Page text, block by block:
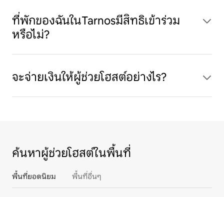
ที่พักของฉันในTarnosมีสิทธิเข้าร่วม
หรือไม่?
จะจ่ายเงินให้ผู้ช่วยโฮสต์อย่างไร?
ค้นหาผู้ช่วยโฮสต์ในพื้นที่
พื้นที่ยอดนิยม พื้นที่อื่นๆ